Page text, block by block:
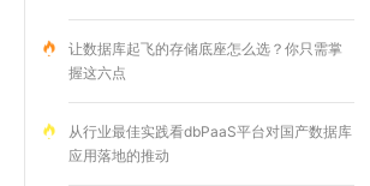
让数据库起飞的存储底座怎么选？你只需掌
握这六点
从行业最佳实践看dbPaaS平台对国产数据库
应用落地的推动